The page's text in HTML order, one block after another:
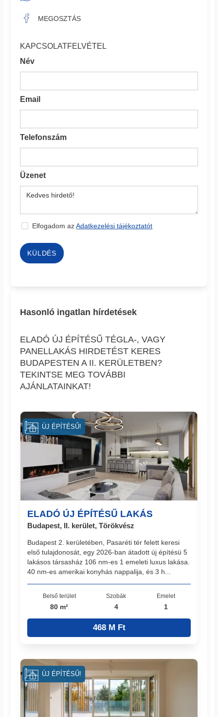
MEGOSZTÁS
KAPCSOLATFELVÉTEL
Név
Email
Telefonszám
Üzenet
Elfogadom azAdatkezelési tájékoztatót
KÜLDÉS
Hasonló ingatlan hírdetések
ELADÓ ÚJ ÉPÍTÉSŰ TÉGLA-, VAGY
PANELLAKÁS HIRDETÉST KERES
BUDAPESTEN A II. KERÜLETBEN?
TEKINTSE MEG TOVÁBBI
AJÁNLATAINKAT!
ELADÓ ÚJ ÉPÍTÉSŰ LAKÁS
Budapest, II. kerület, Törökvész
Budapest 2. kerületében, Pasaréti tér felett keresi
első tulajdonosát, egy 2026-ban átadott új építésü 5
lakásos társasház 106 nm-es 1 emeleti luxus lakása.
40 nm-es amerikai konyhás nappalija, és 3 h...
Belső terület
80 m²
Szobák
4
Emelet
1
468 M Ft
ÚJ ÉPÍTÉSŰ!
ÚJ ÉPÍTÉSŰ!